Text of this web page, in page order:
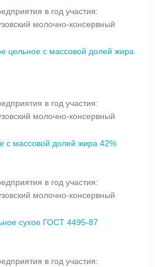
в год участия:
молочно-консервный
цельное с массовой долей жира
в год участия:
молочно-консервный
с массовой долей жира 42%
в год участия:
молочно-консервный
сухое ГОСТ 4495-87
в год участия: